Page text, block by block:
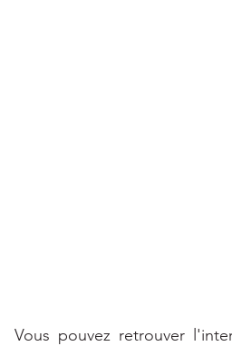
Vous pouvez retrouver